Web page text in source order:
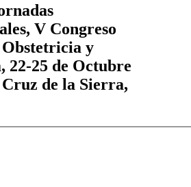
V Congreso
y
22-25 de Octubre
Cruz de la Sierra,